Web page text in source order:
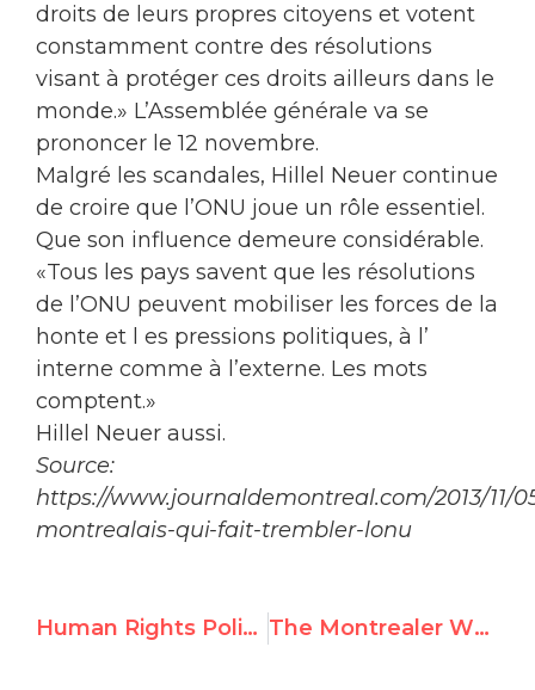
droits de leurs propres citoyens et votent
constamment contre des résolutions
visant à protéger ces droits ailleurs dans le
monde.» L’Assemblée générale va se
prononcer le 12 novembre.
Malgré les scandales, Hillel Neuer continue
de croire que l’ONU joue un rôle essentiel.
Que son influence demeure considérable.
«Tous les pays savent que les résolutions
de l’ONU peuvent mobiliser les forces de la
honte et l es pressions politiques, à l’
interne comme à l’externe. Les mots
comptent.»
Hillel Neuer aussi.
Source:
https://www.journaldemontreal.com/2013/11/
montrealais-qui-fait-trembler-lonu
Human Rights Politicized at UN: Hillel Neuer on CTV The Montrealer Who Makes the UN Tremble